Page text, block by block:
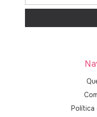
Política